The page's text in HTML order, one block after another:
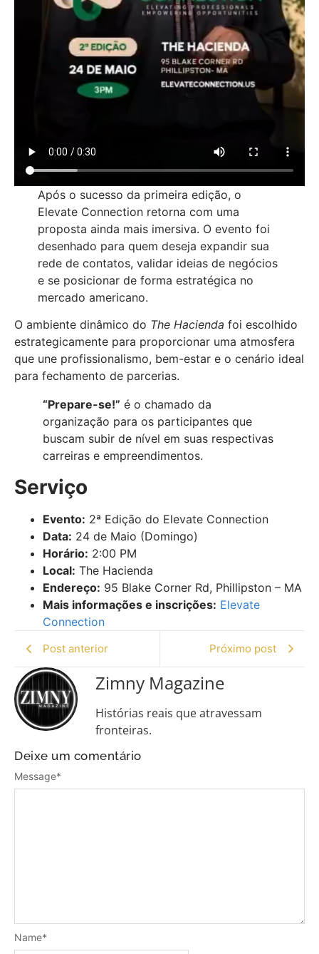
Após o sucesso da primeira edição, o
Elevate Connection retorna com uma
proposta ainda mais imersiva. O evento foi
desenhado para quem deseja expandir sua
rede de contatos, validar ideias de negócios
e se posicionar de forma estratégica no
mercado americano.
O ambiente dinâmico do The Hacienda foi escolhido
estrategicamente para proporcionar uma atmosfera
que une profissionalismo, bem-estar e o cenário ideal
para fechamento de parcerias.
“Prepare-se!” é o chamado da
organização para os participantes que
buscam subir de nível em suas respectivas
carreiras e empreendimentos.
Serviço
Evento: 2ª Edição do Elevate Connection
Data: 24 de Maio (Domingo)
Horário: 2:00 PM
Local: The Hacienda
Endereço: 95 Blake Corner Rd, Phillipston – MA
Mais informações e inscrições: Elevate
Connection
Post anterior Próximo post
Zimny Magazine
Histórias reais que atravessam
fronteiras.
Deixe um comentário
Message*
Name*